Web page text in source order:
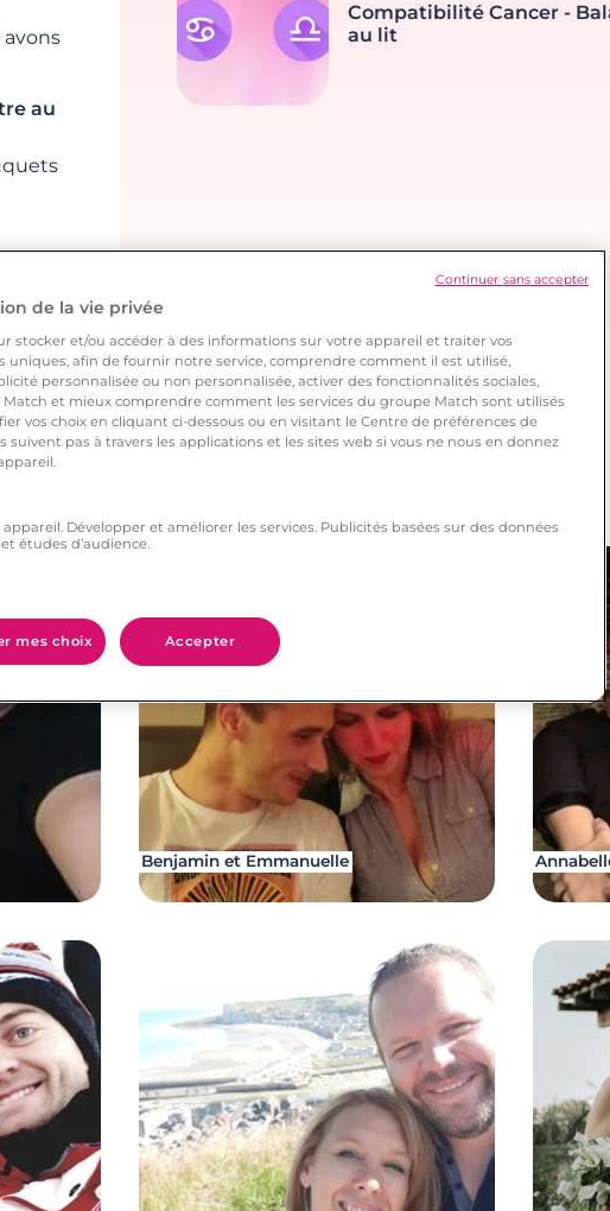
au
Compatibilité Cancer -
au lit
Benjamin et Emmanuelle
de la vie privée
stocker et/ou accéder à des informations sur votre appareil et traiter vos
uniques, afin de fournir notre service, comprendre comment il est utilisé,
personnalisée ou non personnalisée, activer des fonctionnalités sociales,
et mieux comprendre comment les services du groupe Match sont utilisés
vos choix en cliquant ci-dessous ou en visitant le Centre de préférences de
pas à travers les applications et les sites web si vous ne nous en donnez
Développer et améliorer les services. Publicités basées sur des données
études d’audience.
mes choix Accepter
Continuer sans accepter